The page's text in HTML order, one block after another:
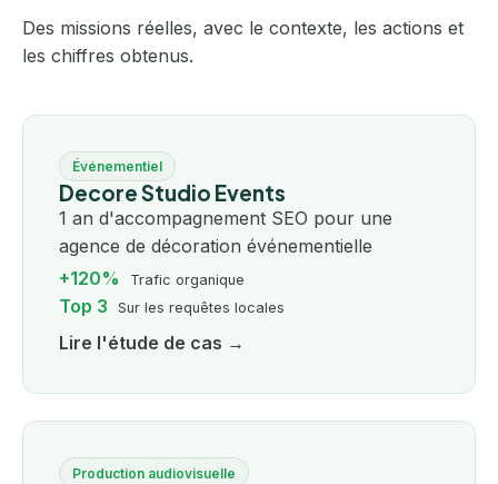
Des missions réelles, avec le contexte, les actions et
les chiffres obtenus.
Événementiel
Decore Studio Events
1 an d'accompagnement SEO pour une
agence de décoration événementielle
+120%
Trafic organique
Top 3 Sur les requêtes locales
Lire l'étude de cas →
Production audiovisuelle